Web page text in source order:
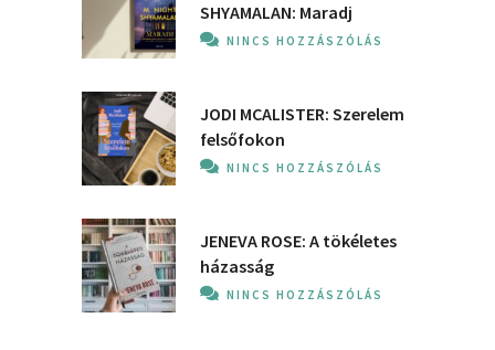
SHYAMALAN: Maradj
NINCS HOZZÁSZÓLÁS
JODI MCALISTER: Szerelem
felsőfokon
NINCS HOZZÁSZÓLÁS
JENEVA ROSE: A ​tökéletes
házasság
NINCS HOZZÁSZÓLÁS